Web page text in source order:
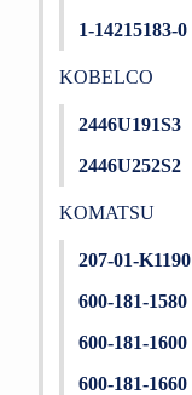
1-14215183-0
KOBELCO
2446U191S3
2446U252S2
KOMATSU
207-01-K1190
600-181-1580
600-181-1600
600-181-1660